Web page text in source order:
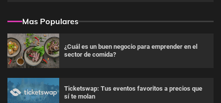
Mas Populares
¿Cuál es un buen negocio para emprender en el
sector de comida?
Ticketswap: Tus eventos favoritos a precios que
sí te molan